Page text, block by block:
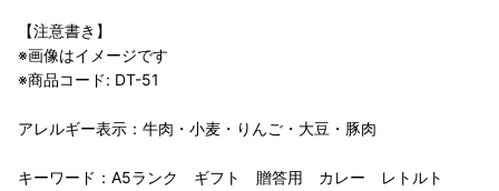
【注意書き】
※画像はイメージです
※商品コード: DT-51
アレルギー表示：牛肉・小麦・りんご・大豆・豚肉
キーワード：A5ランク ギフト 贈答用 カレー レトルト